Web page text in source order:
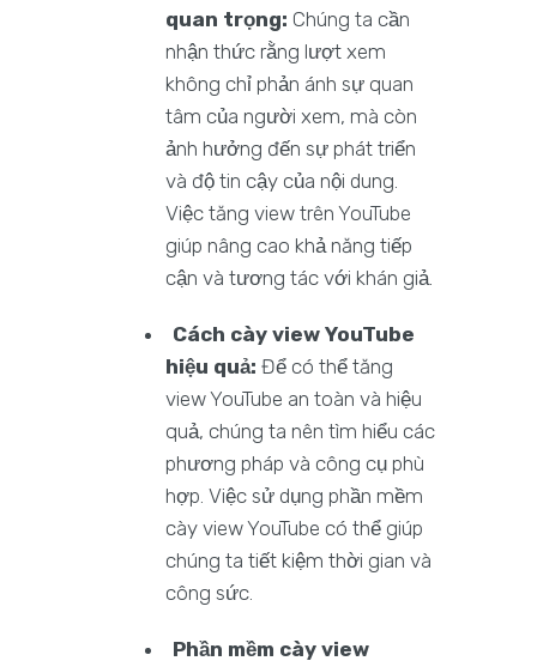
quan trọng: Chúng ta cần
nhận thức rằng lượt xem
không chỉ phản ánh sự quan
tâm của người xem, mà còn
ảnh hưởng đến sự phát triển
và độ tin cậy của nội dung.
Việc tăng view trên YouTube
giúp nâng cao khả năng tiếp
cận và tương tác với khán giả.
Cách cày view YouTube
hiệu quả: Để có thể tăng
view YouTube an toàn và hiệu
quả, chúng ta nên tìm hiểu các
phương pháp và công cụ phù
hợp. Việc sử dụng phần mềm
cày view YouTube có thể giúp
chúng ta tiết kiệm thời gian và
công sức.
Phần mềm cày view